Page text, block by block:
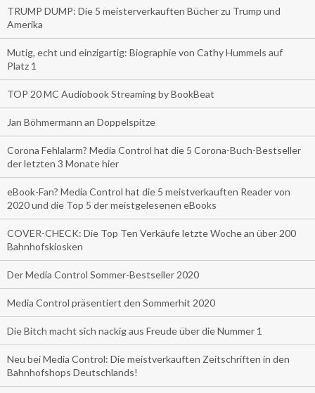
TRUMP DUMP: Die 5 meisterverkauften Bücher zu Trump und
Amerika
Mutig, echt und einzigartig: Biographie von Cathy Hummels auf
Platz 1
TOP 20 MC Audiobook Streaming by BookBeat
Jan Böhmermann an Doppelspitze
Corona Fehlalarm? Media Control hat die 5 Corona-Buch-Bestseller
der letzten 3 Monate hier
eBook-Fan? Media Control hat die 5 meistverkauften Reader von
2020 und die Top 5 der meistgelesenen eBooks
COVER-CHECK: Die Top Ten Verkäufe letzte Woche an über 200
Bahnhofskiosken
Der Media Control Sommer-Bestseller 2020
Media Control präsentiert den Sommerhit 2020
Die Bitch macht sich nackig aus Freude über die Nummer 1
Neu bei Media Control: Die meistverkauften Zeitschriften in den
Bahnhofshops Deutschlands!